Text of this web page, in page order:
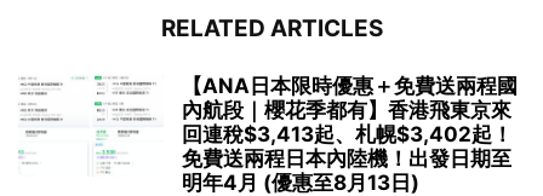
RELATED ARTICLES
【ANA日本限時優惠＋免費送兩程國
內航段｜櫻花季都有】香港飛東京來
回連稅$3,413起、札幌$3,402起！
免費送兩程日本內陸機！出發日期至
明年4月 (優惠至8月13日)